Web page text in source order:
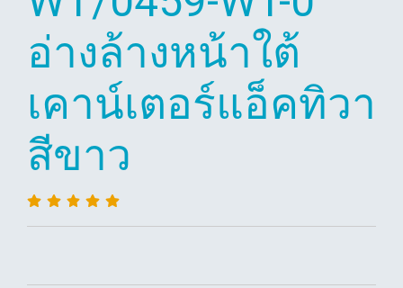
อ่างล้างหน้าใต้
เคาน์เตอร์แอ็คทิวา
สีขาว